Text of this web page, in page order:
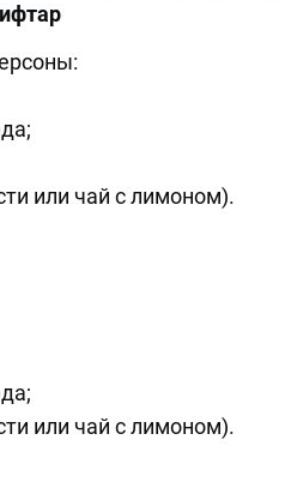
или чай с лимоном).
или чай с лимоном).